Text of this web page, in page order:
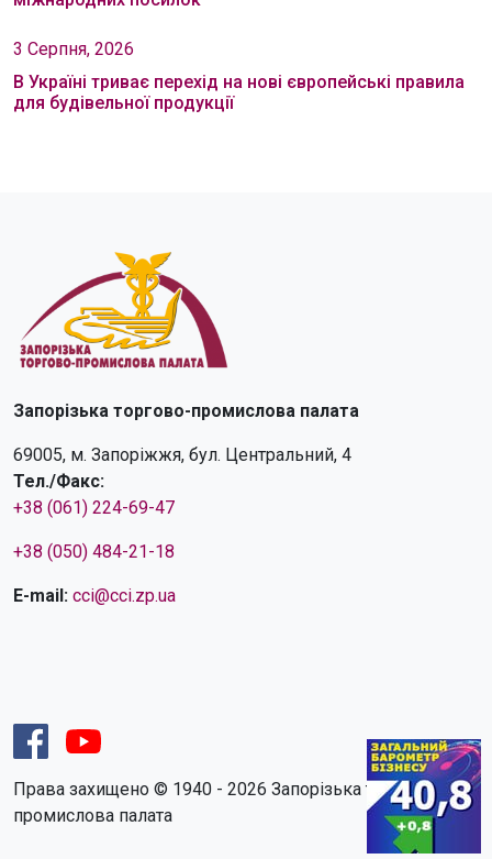
3 Серпня, 2026
В Україні триває перехід на нові європейські правила
для будівельної продукції
Запорізька торгово-промислова палата
69005, м. Запоріжжя, бул. Центральний, 4
Тел./Факс:
+38 (061) 224-69-47
+38 (050) 484-21-18
E-mail: cci@cci.zp.ua
Права захищено © 1940 - 2026 Запорізька торгово-
промислова палата